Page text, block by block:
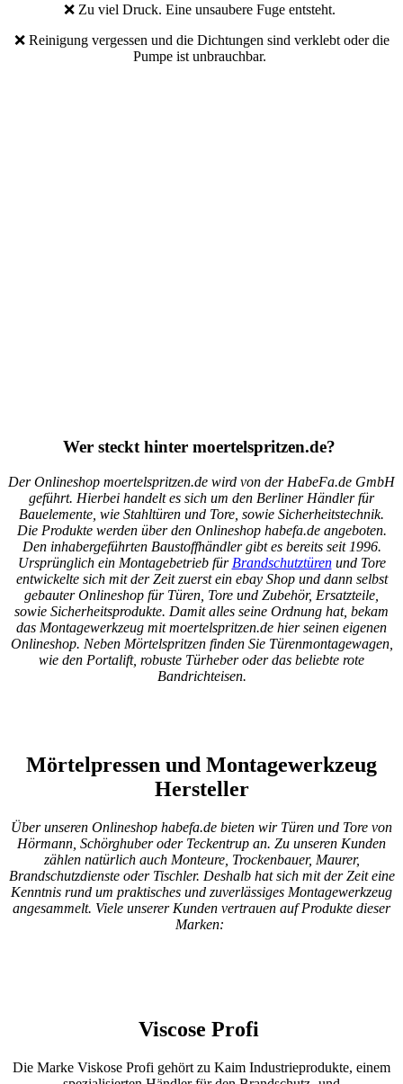
❌ Zu viel Druck. Eine unsaubere Fuge entsteht.
❌ Reinigung vergessen und die Dichtungen sind verklebt oder die
Pumpe ist unbrauchbar.
Wer steckt hinter moertelspritzen.de?
Der Onlineshop moertelspritzen.de wird von der HabeFa.de GmbH
geführt. Hierbei handelt es sich um den Berliner Händler für
Bauelemente, wie Stahltüren und Tore, sowie Sicherheitstechnik.
Die Produkte werden über den Onlineshop habefa.de angeboten.
Den inhabergeführten Baustoffhändler gibt es bereits seit 1996.
Ursprünglich ein Montagebetrieb für Brandschutztürenund Tore
entwickelte sich mit der Zeit zuerst ein ebay Shop und dann selbst
gebauter Onlineshop für Türen, Tore und Zubehör, Ersatzteile,
sowie Sicherheitsprodukte. Damit alles seine Ordnung hat, bekam
das Montagewerkzeug mit moertelspritzen.de hier seinen eigenen
Onlineshop. Neben Mörtelspritzen finden Sie Türenmontagewagen,
wie den Portalift, robuste Türheber oder das beliebte rote
Bandrichteisen.
Mörtelpressen und Montagewerkzeug
Hersteller
Über unseren Onlineshop habefa.de bieten wir Türen und Tore von
Hörmann, Schörghuber oder Teckentrup an. Zu unseren Kunden
zählen natürlich auch Monteure, Trockenbauer, Maurer,
Brandschutzdienste oder Tischler. Deshalb hat sich mit der Zeit eine
Kenntnis rund um praktisches und zuverlässiges Montagewerkzeug
angesammelt. Viele unserer Kunden vertrauen auf Produkte dieser
Marken:
Viscose Profi
Die Marke Viskose Profi gehört zu Kaim Industrieprodukte, einem